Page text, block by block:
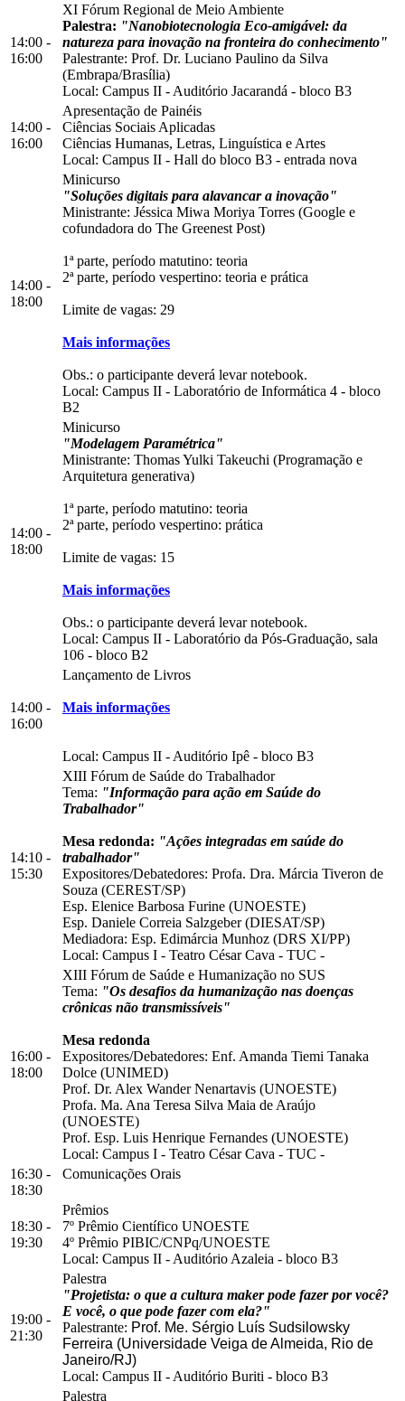
14:00 -
16:00
XI Fórum Regional de Meio Ambiente
Palestra: "Nanobiotecnologia Eco-amigável: da
natureza para inovação na fronteira do conhecimento"
Palestrante: Prof. Dr. Luciano Paulino da Silva
(Embrapa/Brasília)
Local: Campus II - Auditório Jacarandá - bloco B3
14:00 -
16:00
Apresentação de Painéis
Ciências Sociais Aplicadas
Ciências Humanas, Letras, Linguística e Artes
Local: Campus II - Hall do bloco B3 - entrada nova
14:00 -
18:00
Minicurso
"Soluções digitais para alavancar a inovação"
Ministrante: Jéssica Miwa Moriya Torres (Google e
cofundadora do The Greenest Post)
1ª parte, período matutino: teoria
2ª parte, período vespertino: teoria e prática
Limite de vagas: 29
Mais informações
Obs.: o participante deverá levar notebook.
Local: Campus II - Laboratório de Informática 4 - bloco
B2
14:00 -
18:00
Minicurso
"Modelagem Paramétrica"
Ministrante: Thomas Yulki Takeuchi (Programação e
Arquitetura generativa)
1ª parte, período matutino: teoria
2ª parte, período vespertino: prática
Limite de vagas: 15
Mais informações
Obs.: o participante deverá levar notebook.
Local: Campus II - Laboratório da Pós-Graduação, sala
106 - bloco B2
14:00 -
16:00
Lançamento de Livros
Mais informações
Local: Campus II - Auditório Ipê - bloco B3
14:10 -
15:30
XIII Fórum de Saúde do Trabalhador
Tema: "Informação para ação em Saúde do
Trabalhador"
Mesa redonda: "Ações integradas em saúde do
trabalhador"
Expositores/Debatedores: Profa. Dra. Márcia Tiveron de
Souza (CEREST/SP)
Esp. Elenice Barbosa Furine (UNOESTE)
Esp. Daniele Correia Salzgeber (DIESAT/SP)
Mediadora: Esp. Edimárcia Munhoz (DRS XI/PP)
Local: Campus I - Teatro César Cava - TUC -
16:00 -
18:00
XIII Fórum de Saúde e Humanização no SUS
Tema: "Os desafios da humanização nas doenças
crônicas não transmissíveis"
Mesa redonda
Expositores/Debatedores: Enf. Amanda Tiemi Tanaka
Dolce (UNIMED)
Prof. Dr. Alex Wander Nenartavis (UNOESTE)
Profa. Ma. Ana Teresa Silva Maia de Araújo
(UNOESTE)
Prof. Esp. Luis Henrique Fernandes (UNOESTE)
Local: Campus I - Teatro César Cava - TUC -
16:30 -
18:30
Comunicações Orais
18:30 -
19:30
Prêmios
7º Prêmio Científico UNOESTE
4º Prêmio PIBIC/CNPq/UNOESTE
Local: Campus II - Auditório Azaleia - bloco B3
19:00 -
21:30
Palestra
"Projetista: o que a cultura maker pode fazer por você?
E você, o que pode fazer com ela?"
Palestrante: Prof. Me. Sérgio Luís Sudsilowsky
Ferreira (Universidade Veiga de Almeida, Rio de
Janeiro/RJ)
Local: Campus II - Auditório Buriti - bloco B3
Palestra